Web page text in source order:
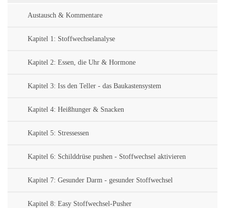
Austausch & Kommentare
Kapitel 1: Stoffwechselanalyse
Kapitel 2: Essen, die Uhr & Hormone
Kapitel 3: Iss den Teller - das Baukastensystem
Kapitel 4: Heißhunger & Snacken
Kapitel 5: Stressessen
Kapitel 6: Schilddrüse pushen - Stoffwechsel aktivieren
Kapitel 7: Gesunder Darm - gesunder Stoffwechsel
Kapitel 8: Easy Stoffwechsel-Pusher